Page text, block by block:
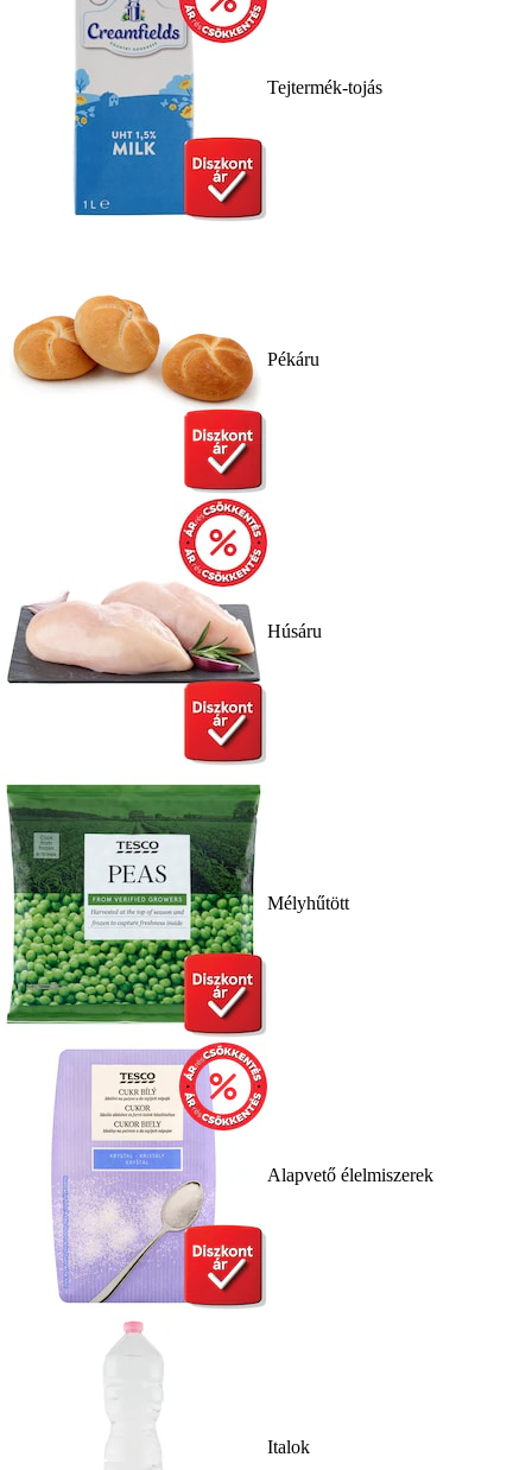
Tejtermék-tojás
Pékáru
Húsáru
Mélyhűtött
Alapvető élelmiszerek
Italok